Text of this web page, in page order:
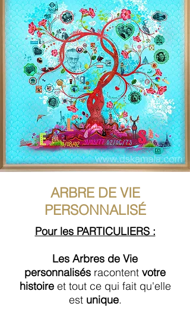
ARBRE DE VIE
PERSONNALISÉ
Pour les PARTICULIERS :
Les Arbres de Vie
personnalisés racontent votre
histoireet tout ce qui fait qu'elle
est unique.